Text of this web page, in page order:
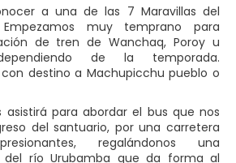
a una de las 7 Maravillas del
muy temprano para
de tren de Wanchaq, Poroy u
de la temporada.
destino a Machupicchu pueblo o
asistirá para abordar el bus que nos
del santuario, por una carretera
regalándonos una
del río Urubamba que da forma al